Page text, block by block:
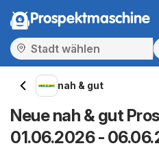
Prospektmaschine
nah & gut
Neue nah & gut
01.06.2026 -